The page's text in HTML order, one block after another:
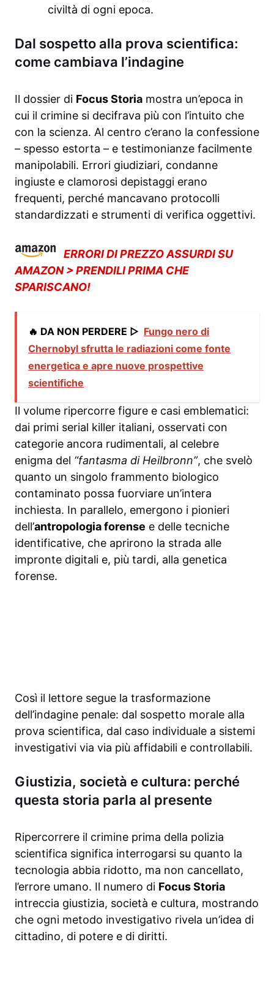
civiltà di ogni epoca.
Dal sospetto alla prova scientifica:
come cambiava l’indagine
Il dossier di Focus Storia mostra un’epoca in
cui il crimine si decifrava più con l’intuito che
con la scienza. Al centro c’erano la confessione
– spesso estorta – e testimonianze facilmente
manipolabili. Errori giudiziari, condanne
ingiuste e clamorosi depistaggi erano
frequenti, perché mancavano protocolli
standardizzati e strumenti di verifica oggettivi.
ERRORI DI PREZZO ASSURDI SU
AMAZON > PRENDILI PRIMA CHE
SPARISCANO!
🔥 DA NON PERDERE ▷ Fungo nero di
Chernobyl sfrutta le radiazioni come fonte
energetica e apre nuove prospettive
scientifiche
Il volume ripercorre figure e casi emblematici:
dai primi serial killer italiani, osservati con
categorie ancora rudimentali, al celebre
enigma del “fantasma di Heilbronn”, che svelò
quanto un singolo frammento biologico
contaminato possa fuorviare un’intera
inchiesta. In parallelo, emergono i pionieri
dell’antropologia forense e delle tecniche
identificative, che aprirono la strada alle
impronte digitali e, più tardi, alla genetica
forense.
Così il lettore segue la trasformazione
dell’indagine penale: dal sospetto morale alla
prova scientifica, dal caso individuale a sistemi
investigativi via via più affidabili e controllabili.
Giustizia, società e cultura: perché
questa storia parla al presente
Ripercorrere il crimine prima della polizia
scientifica significa interrogarsi su quanto la
tecnologia abbia ridotto, ma non cancellato,
l’errore umano. Il numero di Focus Storia
intreccia giustizia, società e cultura, mostrando
che ogni metodo investigativo rivela un’idea di
cittadino, di potere e di diritti.